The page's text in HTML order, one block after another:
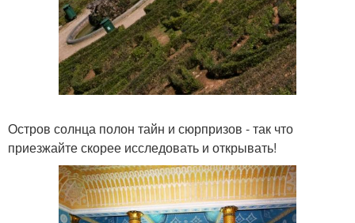
Остров солнца полон тайн и сюрпризов - так что
приезжайте скорее исследовать и открывать!